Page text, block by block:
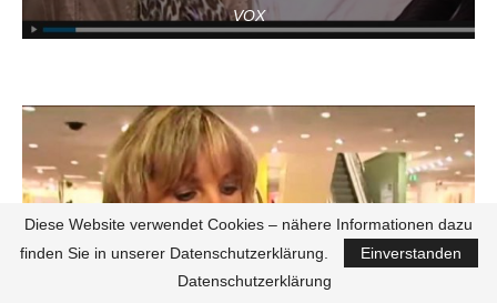
VOX
Diese Website verwendet Cookies – nähere Informationen dazu
finden Sie in unserer Datenschutzerklärung.
Einverstanden
Datenschutzerklärung